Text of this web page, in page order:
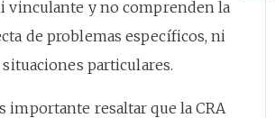
vinculante y no comprenden la
de problemas específicos, ni
particulares.
importante resaltar que la CRA